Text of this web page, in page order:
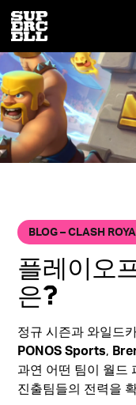
BLOG – CLASH
플레이오
은?
정규 시즌과 와일드
PONOS Sports,
과연 어떤 팀이 월드
진출팀들의 전력을